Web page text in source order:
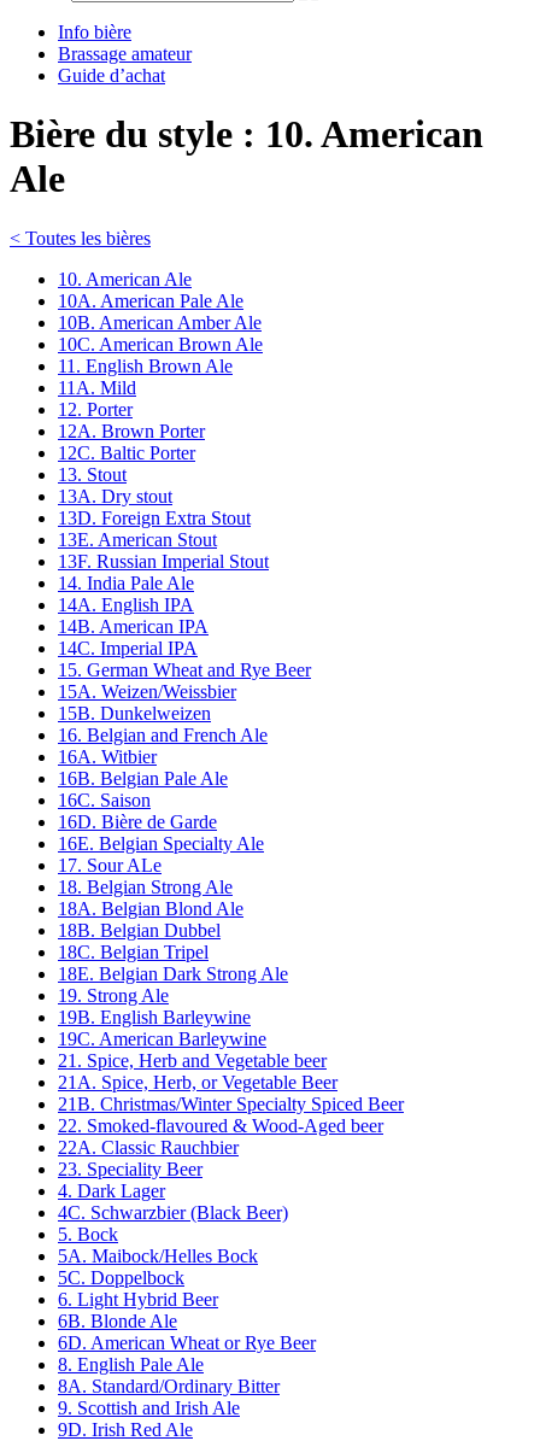
Info bière
Brassage amateur
Guide d’achat
Bière du style : 10. American
Ale
< Toutes les bières
10. American Ale
10A. American Pale Ale
10B. American Amber Ale
10C. American Brown Ale
11. English Brown Ale
11A. Mild
12. Porter
12A. Brown Porter
12C. Baltic Porter
13. Stout
13A. Dry stout
13D. Foreign Extra Stout
13E. American Stout
13F. Russian Imperial Stout
14. India Pale Ale
14A. English IPA
14B. American IPA
14C. Imperial IPA
15. German Wheat and Rye Beer
15A. Weizen/Weissbier
15B. Dunkelweizen
16. Belgian and French Ale
16A. Witbier
16B. Belgian Pale Ale
16C. Saison
16D. Bière de Garde
16E. Belgian Specialty Ale
17. Sour ALe
18. Belgian Strong Ale
18A. Belgian Blond Ale
18B. Belgian Dubbel
18C. Belgian Tripel
18E. Belgian Dark Strong Ale
19. Strong Ale
19B. English Barleywine
19C. American Barleywine
21. Spice, Herb and Vegetable beer
21A. Spice, Herb, or Vegetable Beer
21B. Christmas/Winter Specialty Spiced Beer
22. Smoked-flavoured & Wood-Aged beer
22A. Classic Rauchbier
23. Speciality Beer
4. Dark Lager
4C. Schwarzbier (Black Beer)
5. Bock
5A. Maibock/Helles Bock
5C. Doppelbock
6. Light Hybrid Beer
6B. Blonde Ale
6D. American Wheat or Rye Beer
8. English Pale Ale
8A. Standard/Ordinary Bitter
9. Scottish and Irish Ale
9D. Irish Red Ale